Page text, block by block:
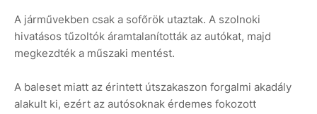
A járművekben csak a sofőrök utaztak. A szolnoki
hivatásos tűzoltók áramtalanították az autókat, majd
megkezdték a műszaki mentést.
A baleset miatt az érintett útszakaszon forgalmi akadály
alakult ki, ezért az autósoknak érdemes fokozott